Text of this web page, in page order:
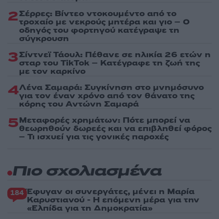
2Σέρρες: Βίντεο ντοκουμέντο από το
τροχαίο με νεκρούς μητέρα και γιο – Ο
οδηγός του φορτηγού κατέγραψε τη
σύγκρουση
3Σίντνεϊ Τάουλ: Πέθανε σε ηλικία 26 ετών η
σταρ του TikTok – Kατέγραφε τη ζωή της
με τον καρκίνο
4Λένα Σαμαρά: Συγκίνηση στο μνημόσυνο
για τον έναν χρόνο από τον θάνατο της
κόρης του Αντώνη Σαμαρά
5Μεταφορές χρημάτων: Πότε μπορεί να
θεωρηθούν δωρεές και να επιβληθεί φόρος
– Τι ισχυεί για τις γονικές παροχές
Πιο σχολιασμένα
184 Έφυγαν οι συνεργάτες, μένει η Μαρία
Καρυστιανού - Η επόμενη μέρα για την
«Ελπίδα για τη Δημοκρατία»